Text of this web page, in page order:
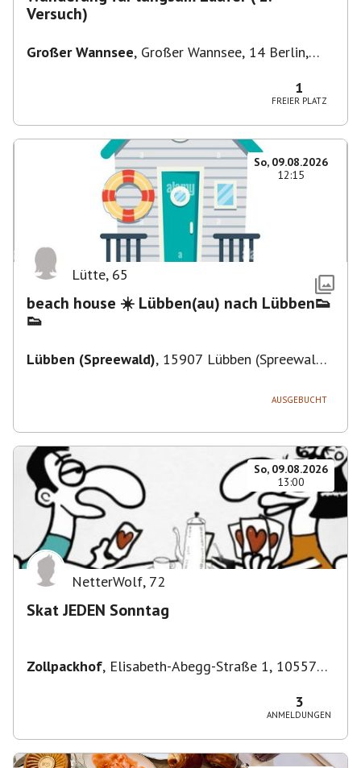
Versuch)
Großer Wannsee, Großer Wannsee, 14 Berlin,
1
FREIER PLATZ
So, 09.08.2026
12:15
Lütte, 65
beach house ☀️ Lübben(au) nach Lübben👟
👟
Lübben (Spreewald), 15907 Lübben (Spreewald),
AUSGEBUCHT
So, 09.08.2026
13:00
NetterWolf, 72
Skat JEDEN Sonntag
Zollpackhof, Elisabeth-Abegg-Straße 1, 10557
3
ANMELDUNGEN